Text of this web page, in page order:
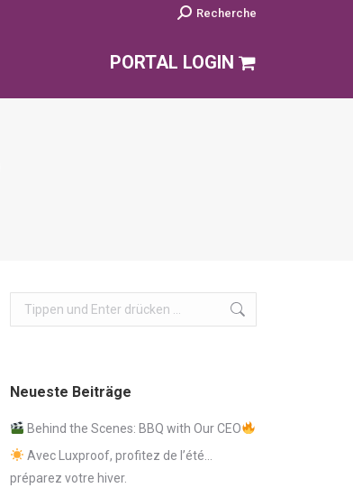
Search:Recherche
PORTAL LOGIN
Search:
Neueste Beiträge
Behind the Scenes: BBQ with Our CEO
Avec Luxproof, profitez de l’été…
préparez votre hiver.